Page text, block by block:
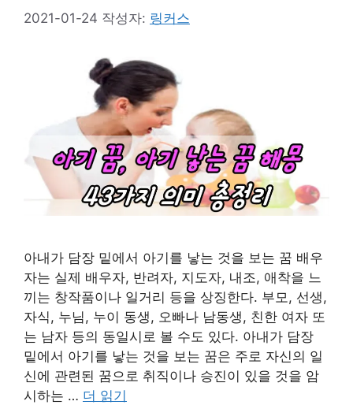
2021-01-24 작성자: 링커스
아내가 담장 밑에서 아기를 낳는 것을 보는 꿈 배우
자는 실제 배우자, 반려자, 지도자, 내조, 애착을 느
끼는 창작품이나 일거리 등을 상징한다. 부모, 선생,
자식, 누님, 누이 동생, 오빠나 남동생, 친한 여자 또
는 남자 등의 동일시로 볼 수도 있다. 아내가 담장
밑에서 아기를 낳는 것을 보는 꿈은 주로 자신의 일
신에 관련된 꿈으로 취직이나 승진이 있을 것을 암
시하는 … 더 읽기